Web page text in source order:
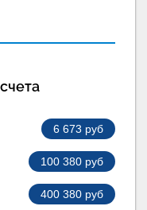
6 673 руб
100 380 руб
400 380 руб